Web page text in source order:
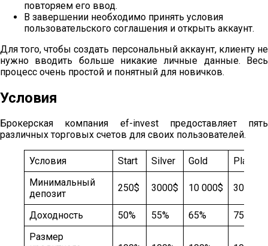
повторяем его ввод.
В завершении необходимо принять условия
пользовательского соглашения и открыть аккаунт.
Для того, чтобы создать персональный аккаунт, клиенту не
нужно вводить больше никакие личные данные. Весь
процесс очень простой и понятный для новичков.
Условия
Брокерская компания ef-invest предоставляет пять
различных торговых счетов для своих пользователей.
Условия Start Silver Gold
Минимальный
депозит
250$ 3000$ 10 000$ 30 000$
Доходность 50% 55% 65%
75%
Размер